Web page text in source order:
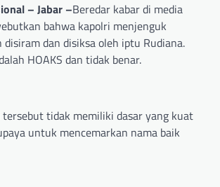
– Jabar –Beredar kabar di media
bahwa kapolri menjenguk
dan disiksa oleh iptu Rudiana.
HOAKS dan tidak benar.
tidak memiliki dasar yang kuat
untuk mencemarkan nama baik